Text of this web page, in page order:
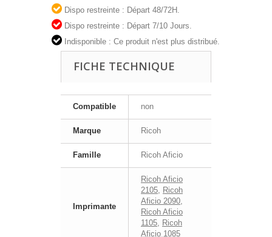
Dispo restreinte : Départ 48/72H.
Dispo restreinte : Départ 7/10 Jours.
Indisponible : Ce produit n'est plus distribué.
FICHE TECHNIQUE
Compatible non
Marque Ricoh
Famille Ricoh Aficio
Imprimante
Ricoh Aficio
2105, Ricoh
Aficio 2090,
Ricoh Aficio
1105, Ricoh
Aficio 1085